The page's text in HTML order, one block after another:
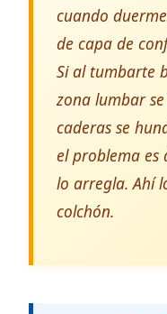
cuando
de capa de
Si al tumbarte
zona lumbar
caderas se
el problema es
lo arregla. Ahí
colchón.